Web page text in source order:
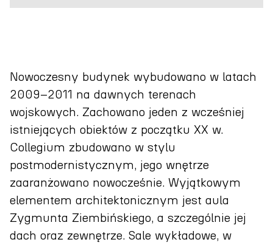
Nowoczesny budynek wybudowano w latach
2009–2011 na dawnych terenach
wojskowych. Zachowano jeden z wcześniej
istniejących obiektów z początku XX w.
Collegium zbudowano w stylu
postmodernistycznym, jego wnętrze
zaaranżowano nowocześnie. Wyjątkowym
elementem architektonicznym jest aula
Zygmunta Ziembińskiego, a szczególnie jej
dach oraz zewnętrze. Sale wykładowe, w